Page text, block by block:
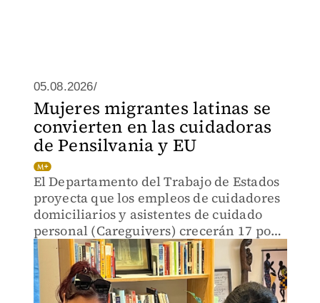
05.08.2026/
Mujeres migrantes latinas se
convierten en las cuidadoras
de Pensilvania y EU
El Departamento del Trabajo de Estados
proyecta que los empleos de cuidadores
domiciliarios y asistentes de cuidado
personal (Careguivers) crecerán 17 por
ciento entre 2024 y 2034 y que se
abrirán 765 mil 800 vacantes al año.